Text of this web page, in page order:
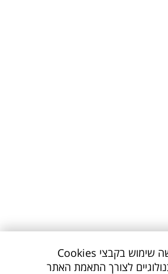
האתר עושה שימוש בקבצי Cookies
לצורך התאמת האתר